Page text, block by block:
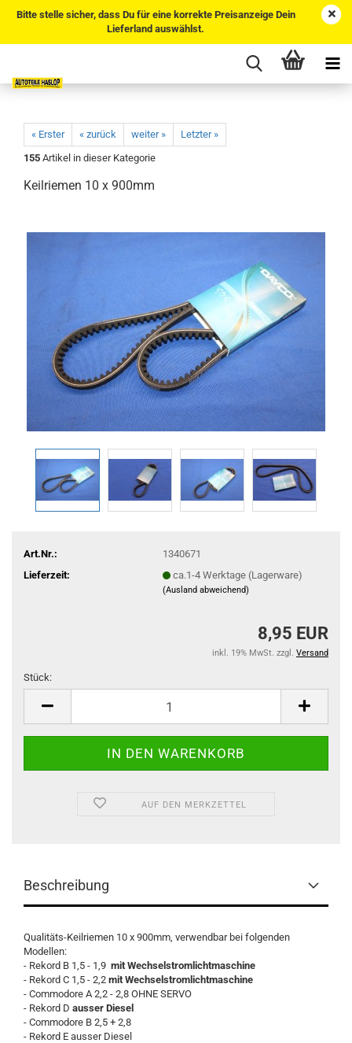
Bitte stelle sicher, dass Du für eine korrekte Preisanzeige Dein
Lieferland auswählst.
« Erster « zurück weiter »
Letzter »
155 Artikel in dieser Kategorie
Keilriemen 10 x 900mm
Art.Nr.:
1340671
Lieferzeit:
ca.1-4 Werktage (Lagerware)
(Ausland abweichend)
8,95 EUR
inkl. 19% MwSt. zzgl. Versand
Stück:
AUF DEN MERKZETTEL
Beschreibung
Qualitäts-Keilriemen 10 x 900mm, verwendbar bei folgenden
Modellen:
- Rekord B 1,5 - 1,9 mit Wechselstromlichtmaschine
- Rekord C 1,5 - 2,2 mit Wechselstromlichtmaschine
- Commodore A 2,2 - 2,8 OHNE SERVO
- Rekord D ausser Diesel
- Commodore B 2,5 + 2,8
- Rekord E ausser Diesel